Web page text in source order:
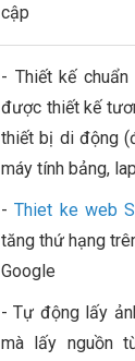
cập
- Thiết kế
được thiết kế
thiết bị di động
máy tính bảng,
-Thiet ke web
tăng thứ hạng
Google
- Tự động lấy
mà lấy nguồn